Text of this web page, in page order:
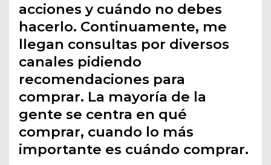
acciones y cuándo no debes
hacerlo. Continuamente, me
llegan consultas por diversos
canales pidiendo
recomendaciones para
comprar. La mayoría de la
gente se centra en qué
comprar, cuando lo más
importante es cuándo comprar.